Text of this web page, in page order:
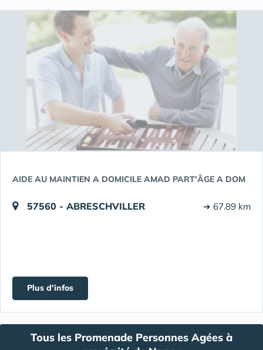
AIDE AU MAINTIEN A DOMICILE AMAD PART'ÂGE A DOM
57560 - ABRESCHVILLER ➔ 67.89 km
Plus d'infos
Tous les Promenade Personnes Agées à